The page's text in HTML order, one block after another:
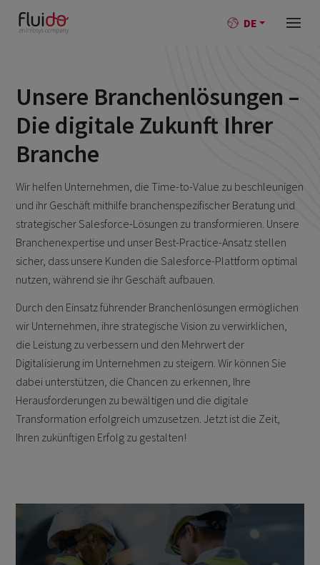
DE
Unsere Branchenlösungen –
Die digitale Zukunft Ihrer
Branche
Wir helfen Unternehmen, die Time-to-Value zu beschleunigen
und ihr Geschäft mithilfe branchenspezifischer Beratung und
strategischer Salesforce-Lösungen zu transformieren. Unsere
Branchenexpertise und unser Best-Practice-Ansatz stellen
sicher, dass unsere Kunden die Salesforce-Plattform optimal
nutzen, während sie ihr Geschäft aufbauen.
Durch den Einsatz führender Branchenlösungen ermöglichen
wir Unternehmen, ihre strategische Vision zu verwirklichen,
die Leistung zu verbessern und den Mehrwert der
Digitalisierung im Unternehmen zu steigern. Wir können Sie
dabei unterstützen, die Chancen zu erkennen, Ihre
Herausforderungen zu bewältigen und die digitale
Transformation erfolgreich umzusetzen. Jetzt ist die Zeit,
Ihren zukünftigen Erfolg zu gestalten!